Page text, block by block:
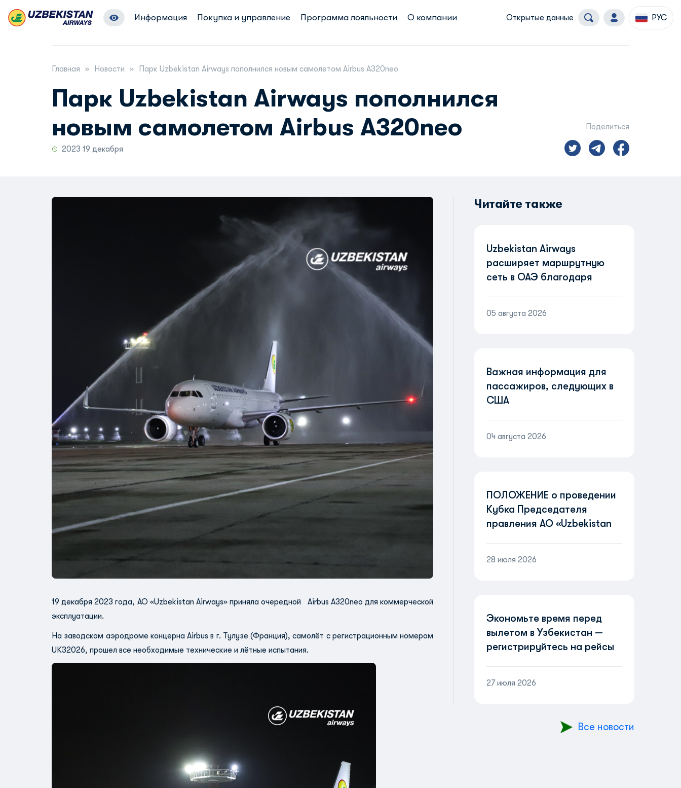
Информация Покупка и управление Программа лояльности О компании Открытые данные РУС
Главная Новости Парк Uzbekistan Airways пополнился новым самолетом Airbus A320neo
Парк Uzbekistan Airways пополнился
новым самолетом Airbus A320neo
2023 19 декабря
Поделиться
19 декабря 2023 года, АО «Uzbekistan Airways» приняла очередной Airbus A320neo для коммерческой
эксплуатации.
На заводском аэродроме концерна Airbus в г. Тулузе (Франция), самолёт с регистрационным номером
UK32026, прошел все необходимые технические и лётные испытания.
Читайте также
Uzbekistan Airways
расширяет маршрутную
сеть в ОАЭ благодаря
05 августа 2026
Важная информация для
пассажиров, следующих в
США
04 августа 2026
ПОЛОЖЕНИЕ о проведении
Кубка Председателя
правления АО «Uzbekistan
28 июля 2026
Экономьте время перед
вылетом в Узбекистан —
регистрируйтесь на рейсы
27 июля 2026
Все новости